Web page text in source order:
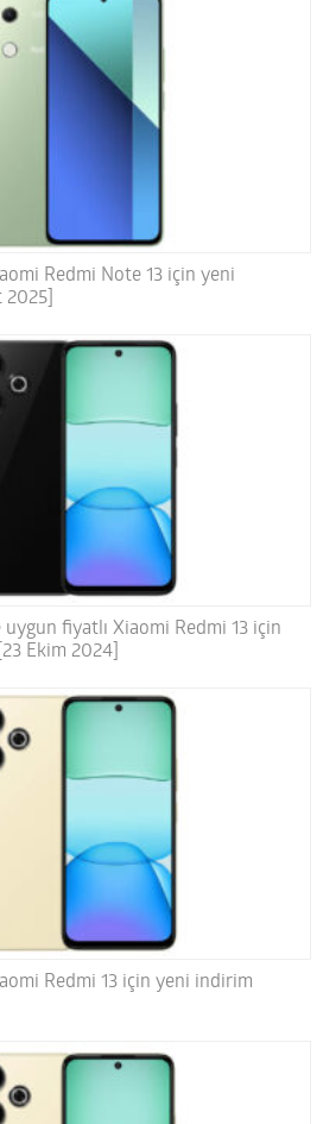
Redmi Note 13 için yeni
uygun fiyatlı Xiaomi Redmi 13 için
Ekim 2024]
Redmi 13 için yeni indirim